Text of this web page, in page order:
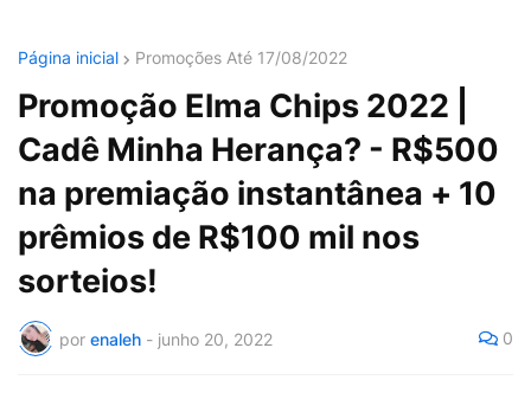
Página inicial Promoções Até 17/08/2022
Promoção Elma Chips 2022 |
Cadê Minha Herança? - R$500
na premiação instantânea + 10
prêmios de R$100 mil nos
sorteios!
por enaleh - junho 20, 2022 0